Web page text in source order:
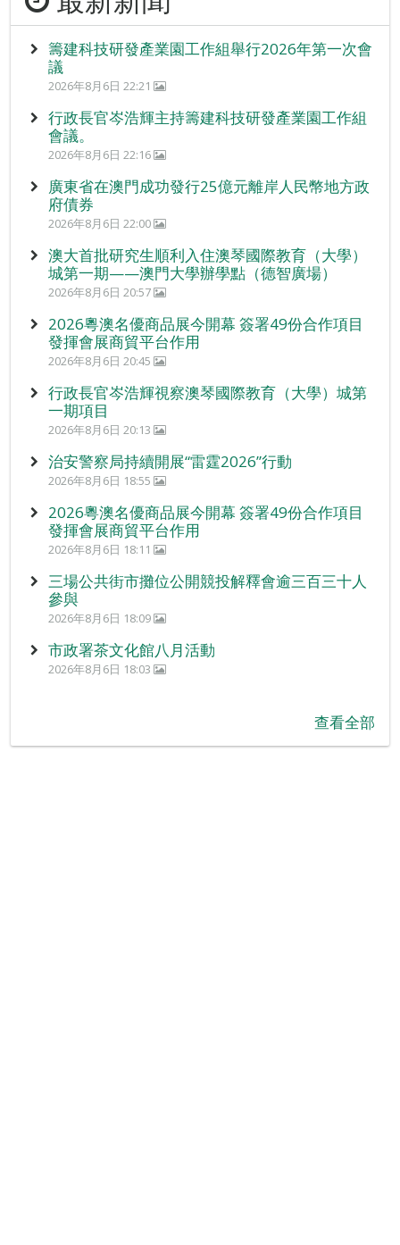
籌建科技研發產業園工作組舉行2026年第一次會
議
2026年8月6日 22:21
行政長官岑浩輝主持籌建科技研發產業園工作組
會議。
2026年8月6日 22:16
廣東省在澳門成功發行25億元離岸人民幣地方政
府債券
2026年8月6日 22:00
澳大首批研究生順利入住澳琴國際教育（大學）
城第一期——澳門大學辦學點（德智廣場）
2026年8月6日 20:57
2026粵澳名優商品展今開幕 簽署49份合作項目
發揮會展商貿平台作用
2026年8月6日 20:45
行政長官岑浩輝視察澳琴國際教育（大學）城第
一期項目
2026年8月6日 20:13
治安警察局持續開展“雷霆2026”行動
2026年8月6日 18:55
2026粵澳名優商品展今開幕 簽署49份合作項目
發揮會展商貿平台作用
2026年8月6日 18:11
三場公共街市攤位公開競投解釋會逾三百三十人
參與
2026年8月6日 18:09
市政署茶文化館八月活動
2026年8月6日 18:03
查看全部